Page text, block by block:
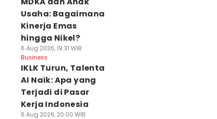
Usaha: Bagaimana
Kinerja Emas
hingga Nikel?
6 Aug 2026, 19:31 WIB
Business
IKLK Turun, Talenta
AI Naik: Apa yang
Terjadi di Pasar
Kerja Indonesia
6 Aug 2026, 20:00 WIB